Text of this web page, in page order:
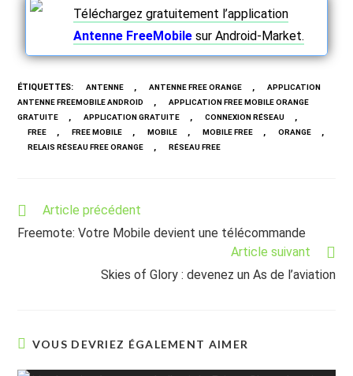
Téléchargez gratuitement l’application
Antenne FreeMobile sur Android-Market.
ÉTIQUETTES: ANTENNE , ANTENNE FREE ORANGE ,
APPLICATION
ANTENNE FREEMOBILE ANDROID
,
APPLICATION FREE MOBILE ORANGE
GRATUITE
, APPLICATION GRATUITE , CONNEXION RÉSEAU ,
FREE , FREE MOBILE , MOBILE , MOBILE FREE , ORANGE ,
RELAIS RÉSEAU FREE ORANGE , RÉSEAU FREE
Read
articles
Article précédent
Freemote: Votre Mobile devient une télécommande
Article suivant
Skies of Glory : devenez un As de l’aviation
VOUS DEVRIEZ ÉGALEMENT AIMER